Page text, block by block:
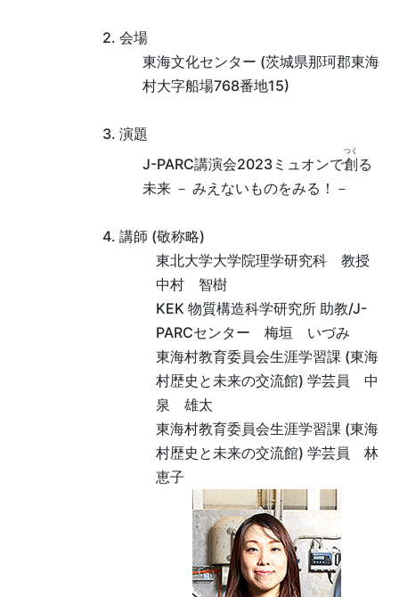
2. 会場
東海文化センター (茨城県那珂郡東海
村大字船場768番地15)
3. 演題
J-PARC講演会2023ミュオンで創
つく
る
未来 － みえないものをみる！－
4. 講師 (敬称略)
東北大学大学院理学研究科 教授
中村 智樹
KEK 物質構造科学研究所 助教/J-
PARCセンター 梅垣 いづみ
東海村教育委員会生涯学習課 (東海
村歴史と未来の交流館) 学芸員 中
泉 雄太
東海村教育委員会生涯学習課 (東海
村歴史と未来の交流館) 学芸員 林
恵子